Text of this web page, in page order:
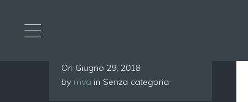
On Giugno 29, 2018
by mva in Senza categoria